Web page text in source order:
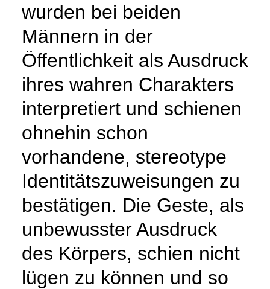
wurden bei beiden
Männern in der
Öffentlichkeit als Ausdruck
ihres wahren Charakters
interpretiert und schienen
ohnehin schon
vorhandene, stereotype
Identitätszuweisungen zu
bestätigen. Die Geste, als
unbewusster Ausdruck
des Körpers, schien nicht
lügen zu können und so